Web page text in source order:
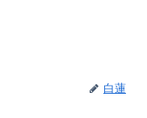
白蓮